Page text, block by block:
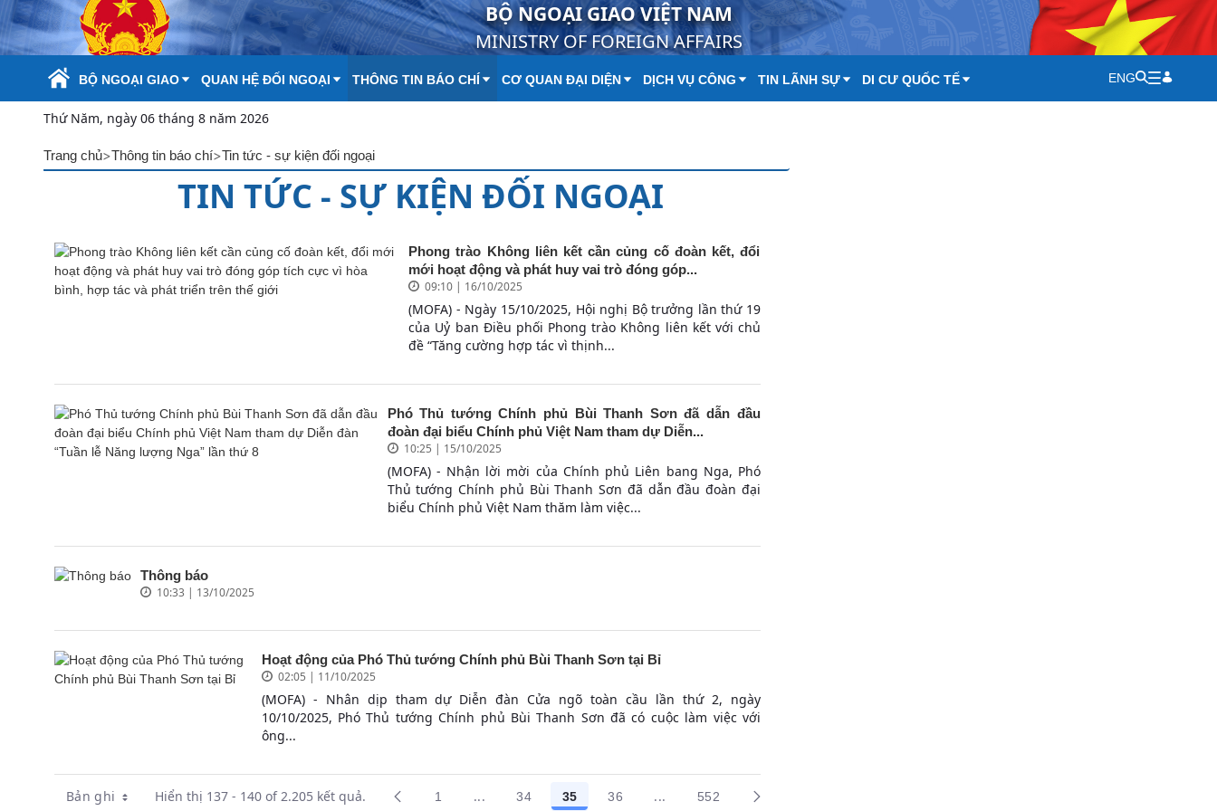
Skip to Main Content BỘ NGOẠI GIAO VIỆT NAM
MINISTRY OF FOREIGN AFFAIRS
BỘ NGOẠI GIAO QUAN HỆ ĐỐI NGOẠI THÔNG TIN BÁO CHÍ CƠ QUAN ĐẠI DIỆN DỊCH VỤ CÔNG TIN LÃNH SỰ DI CƯ QUỐC TẾ ENG
Thứ Năm, ngày 06 tháng 8 năm 2026
Trang chủ>Thông tin báo chí>Tin tức - sự kiện đối ngoại
TIN TỨC - SỰ KIỆN ĐỐI NGOẠI
Phong trào Không liên kết cần củng cố đoàn kết, đổi
mới hoạt động và phát huy vai trò đóng góp...
09:10 | 16/10/2025
(MOFA) - Ngày 15/10/2025, Hội nghị Bộ trưởng lần thứ 19
của Uỷ ban Điều phối Phong trào Không liên kết với chủ
đề “Tăng cường hợp tác vì thịnh...
Phó Thủ tướng Chính phủ Bùi Thanh Sơn đã dẫn đầu
đoàn đại biểu Chính phủ Việt Nam tham dự Diễn...
10:25 | 15/10/2025
(MOFA) - Nhận lời mời của Chính phủ Liên bang Nga, Phó
Thủ tướng Chính phủ Bùi Thanh Sơn đã dẫn đầu đoàn đại
biểu Chính phủ Việt Nam thăm làm việc...
Thông báo
10:33 | 13/10/2025
Hoạt động của Phó Thủ tướng Chính phủ Bùi Thanh Sơn tại Bỉ
02:05 | 11/10/2025
(MOFA) - Nhân dịp tham dự Diễn đàn Cửa ngõ toàn cầu lần thứ 2, ngày
10/10/2025, Phó Thủ tướng Chính phủ Bùi Thanh Sơn đã có cuộc làm việc với
ông...
Bản ghi Hiển thị 137 - 140 of 2.205 kết quả. Các trang trên cổng
1 ...Trang trung gian Use TAB to navigate.
Các trang trên cổng
34 Các trang trên cổng
35 Các trang trên cổng
36 ...Trang trung gian Use TAB to navigate.
Các trang trên cổng
552